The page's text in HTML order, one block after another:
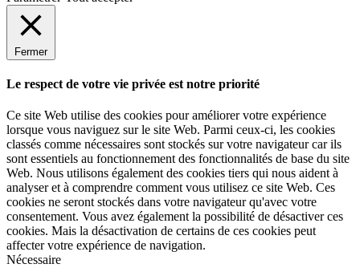
Fermer
Le respect de votre vie privée est notre priorité
Ce site Web utilise des cookies pour améliorer votre expérience
lorsque vous naviguez sur le site Web. Parmi ceux-ci, les cookies
classés comme nécessaires sont stockés sur votre navigateur car ils
sont essentiels au fonctionnement des fonctionnalités de base du site
Web. Nous utilisons également des cookies tiers qui nous aident à
analyser et à comprendre comment vous utilisez ce site Web. Ces
cookies ne seront stockés dans votre navigateur qu'avec votre
consentement. Vous avez également la possibilité de désactiver ces
cookies. Mais la désactivation de certains de ces cookies peut
affecter votre expérience de navigation.
Nécessaire